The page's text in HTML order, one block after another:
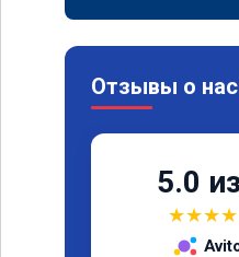
Отзывы о
5.0
★★★★